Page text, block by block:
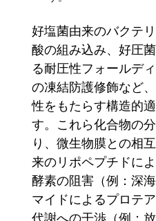
好塩菌由来のバクテ
酸の組み込み、好圧
る耐圧性フォールデ
の凍結防護修飾など
性をもたらす構造的
す。これら化合物の
り、微生物膜との相
来のリポペプチドに
酵素の阻害（例：深
マイドによるプロテ